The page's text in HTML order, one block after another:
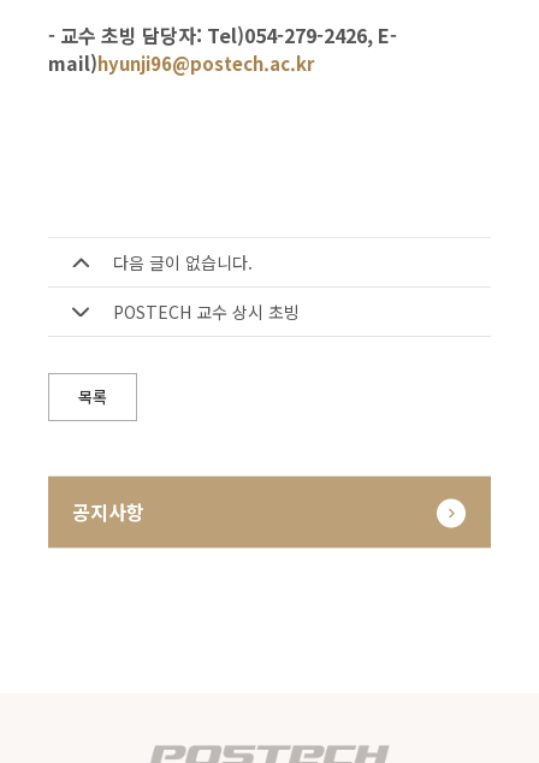
- 교수 초빙 담당자: Tel)054-279-2426, E-
mail)hyunji96@postech.ac.kr
다음 글이 없습니다.
POSTECH 교수 상시 초빙
목록
공지사항